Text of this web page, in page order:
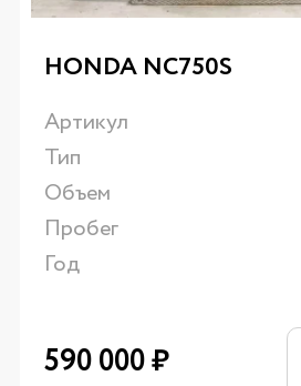
HONDA NC750S
Артикул
Тип
Объем
Пробег
Год
590 000₽